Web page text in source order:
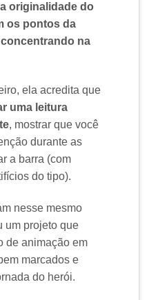
originalidade do
os pontos da
na
ela acredita que
uma leitura
, mostrar que você
durante as
a barra (com
do tipo).
nesse mesmo
um projeto que
de animação em
marcados e
do herói.